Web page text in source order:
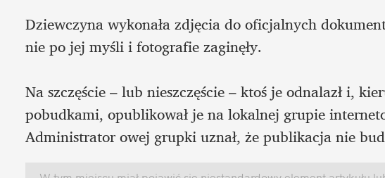
Dziewczyna wykonała zdjęcia do oficjalnych
nie po jej myśli i fotografie zaginęły.
Na szczęście – lub nieszczęście – ktoś je odnalazł i,
pobudkami, opublikował je na lokalnej grupie
Administrator owej grupki uznał, że publikacja nie